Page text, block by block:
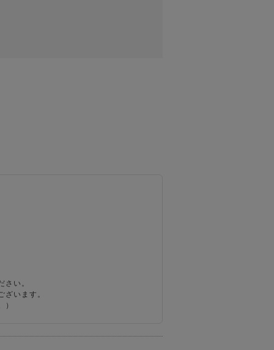
い。
います。
）